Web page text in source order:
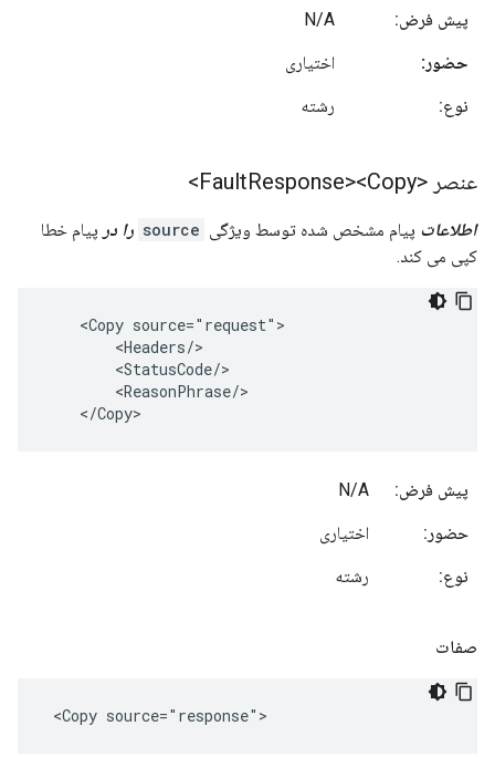
پیش فرض: N/A
حضور: اختیاری
نوع: رشته
عنصر <FaultResponse><Copy>
اطلاعات پیام مشخص شده توسط ویژگی source را در پیام خطا
کپی می کند.
    <Copy source="request">
        <Headers/>
        <StatusCode/>
        <ReasonPhrase/>
    </Copy>
پیش فرض: N/A
حضور: اختیاری
نوع: رشته
صفات
<Copy source="response">